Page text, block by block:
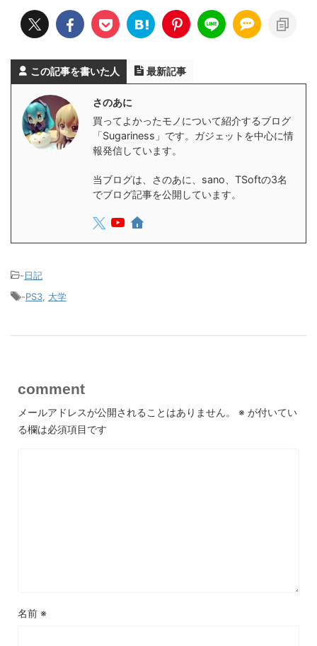
この記事を書いた人 最新記事
さのあに
買ってよかったモノについて紹介するブログ
「Sugariness」です。ガジェットを中心に情
報発信しています。
当ブログは、さのあに、sano、TSoftの3名
でブログ記事を公開しています。
-日記
-PS3 大学
comment
メールアドレスが公開されることはありません。 ※ が付いてい
る欄は必須項目です
名前 ※